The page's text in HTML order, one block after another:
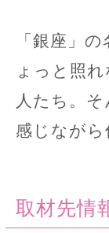
「銀座」
ょっと照
人たち。
感じながら
取材先情